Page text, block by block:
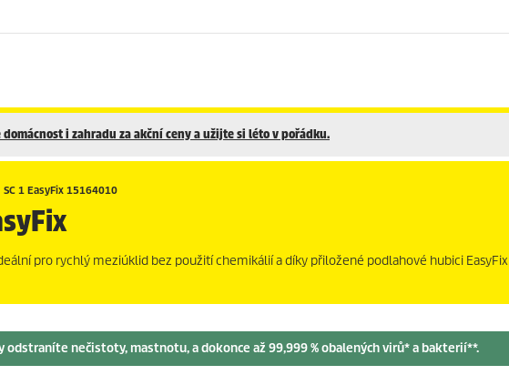
i zahradu za akční ceny a užijte si léto v pořádku.
SC 1 EasyFix 15164010
pro rychlý meziúklid bez použití chemikálií a díky přiložené podlahové hubici EasyFix
odstraníte nečistoty, mastnotu, a dokonce až 99,999 % obalených virů* a bakterií**.